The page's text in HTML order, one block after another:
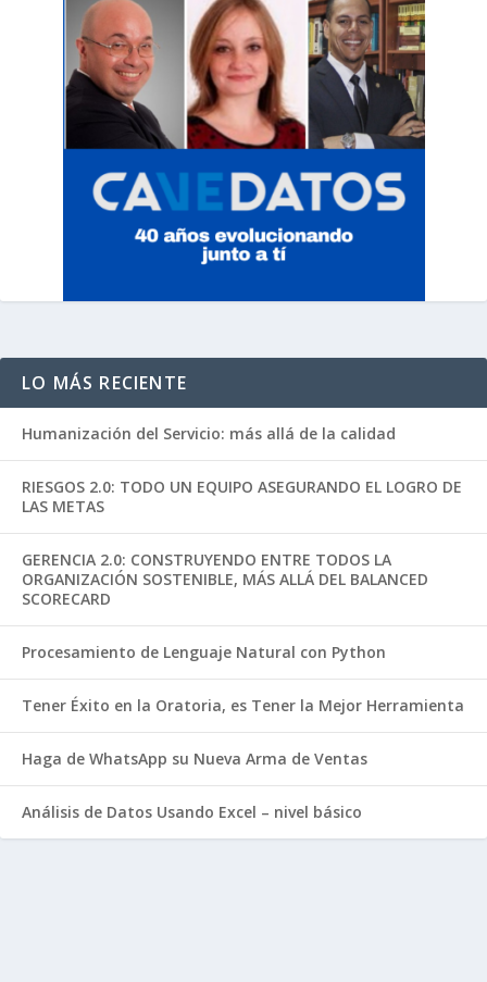
LO MÁS RECIENTE
Humanización del Servicio: más allá de la calidad
RIESGOS 2.0: TODO UN EQUIPO ASEGURANDO EL LOGRO DE
LAS METAS
GERENCIA 2.0: CONSTRUYENDO ENTRE TODOS LA
ORGANIZACIÓN SOSTENIBLE, MÁS ALLÁ DEL BALANCED
SCORECARD
Procesamiento de Lenguaje Natural con Python
Tener Éxito en la Oratoria, es Tener la Mejor Herramienta
Haga de WhatsApp su Nueva Arma de Ventas
Análisis de Datos Usando Excel – nivel básico